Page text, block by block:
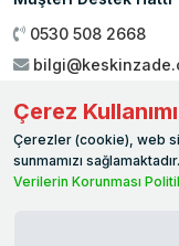
0530 508 2668
Genel Merkez:
Ballıca / SAMSUN
Çerez Kullanımı
Çerezler (cookie), web
sunmamızı
Verilerin Korunması